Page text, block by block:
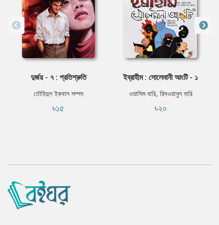
দুর্জয় - ৭ : প্রতিশ্রুতি
তৌহিদুল ইকবাল সম্পদ
৳১৫
ইব্রাহীম : সোলেমানী আংটি - ১
ওয়াসিম বারি, রিদওয়ানুল বারি
৳২০